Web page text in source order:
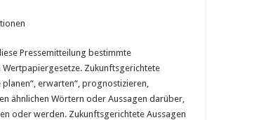
Pressemitteilung bestimmte
Zukunftsgerichtete
erwarten“, prognostizieren,
ähnlichen Wörtern oder Aussagen darüber,
oder werden. Zukunftsgerichtete Aussagen